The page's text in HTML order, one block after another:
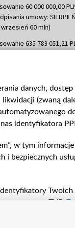
60 000 000,00
umowy:
60 mln)
635 783 051,21
48 862 000,00
umowy:
60,548 mln)
900 000 000,00
80 mln, 4 marca 370
180 mln, 7 maja 180
umowy LIPIEC
danych,
(zwaną
identyfikatora
w tym
przez TVP,
lub dostęp do
wyboru